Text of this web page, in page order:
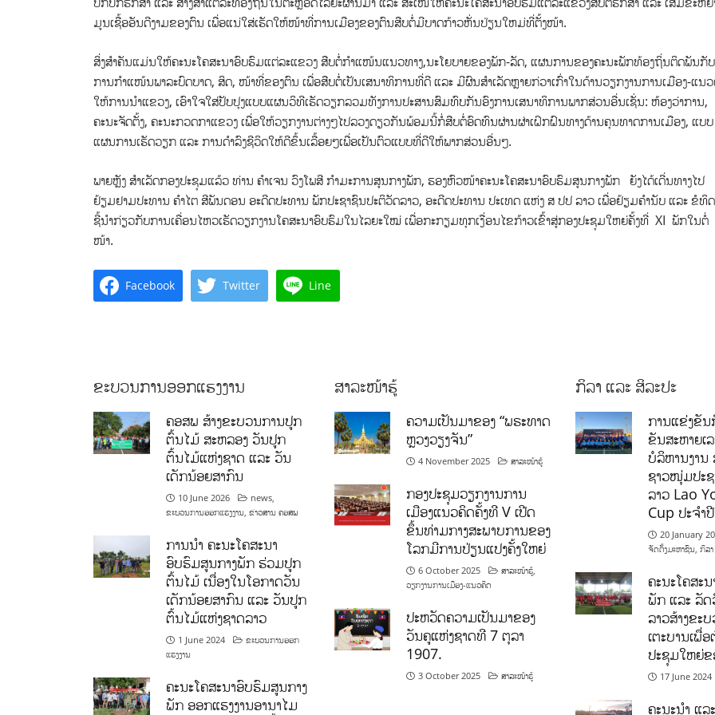
ມູນເຊື້ອອັນດີງາມຂອງຕົນ ເພື່ອແນ່ໃສ່ເຮັດໃຫ້ໜ້າທີ່ການເມືອງຂອງຕົນສືບຕໍ່ມີບາດກ້າວຫັ່ນປ່ຽນໃຫມ່ທີ່ຕັ້ງໜ້າ.
ສິ່ງສຳຄັນແມ່ນໃຫ້ຄະນະໂຄສະນາອົບຮົມແຕ່ລະແຂວງ ສືບຕໍ່ກຳແໜ້ນແນວທາງ,ນະໂຍບາຍຂອງພັກ-ລັດ, ແຜນການຂອງຄະນະພັກທ້ອງຖິ່ນຕິດພັນກັບ
ການກຳແໜ້ນພາລະບົດບາດ, ສິດ, ໜ້າທີ່ຂອງ​ຕົນ ເພື່ອສືບຕໍ່ເປັນເສນາທິການທີ່ດີ ​ແລະ ມີຜົນສຳເລັດຫຼາຍກ່ວາເກົ່າໃນດ້ານວຽກງານການເມືອງ-ແນ
ໃຫ້ການນຳ​ແຂວງ, ເອົາໃຈໃສ່ປັບປຸງແບບແຜນວິທີເຮັດວຽກລວມທັງການປະສານສົມທົບກັນອົງການເສນາທິການພາກສ່ວນອື່ນເຊັ່ນ: ຫ້ອງວ່າການ,
ຄະນະຈັດຕັ້ງ, ຄະນະກວດກາແຂວງ ເພື່ອໃຫ້ວຽກງານຕ່າງໆໄປລວງດຽວກັນພ້ອມນີ້ກໍ່ສືບຕໍ່ອົດທົນຜ່ານຜ່າ​ເຝິກຝົນທາງດ້ານຄຸນທາດການເມືອງ, ແບບ​
ແຜນການເຮັດວຽກ ​ແລະ ການດຳລົງຊີວິດໃຫ້ດີຂຶ້ນເລື້ອຍໆ​ເພື່ອ​ເປັນ​ຕົວ​ແບບ​ທີ່​ດີໃຫ້ພາກສ່ວນອື່ນໆ.
ພາຍຫຼັງ ສຳເລັດກອງປະຊຸມແລ້ວ ທ່ານ ຄຳເຈນ ວົງໂພສີ ກຳມະການສູນກາງພັກ, ຮອງຫົວໜ້າຄະນະໂຄສະນາອົບຮົມສູນກາງພັກ ຍັງໄດ້ເດີ່ນທາງໄປ
ຢ້ຽມຢາມປະທານ ຄຳໄຕ ສີພັນດອນ ອະດີດປະທານ ພັກປະຊາຊົນປະຕິວັດລາວ, ອະດີດປະທານ ປະເທດ ແຫ່ງ ສ ປປ ລາວ ເພື່ອຢ້ຽມຄຳນັບ ແລະ ຂໍທິດ
ຊີ້ນຳກ່ຽວກັບການເຄື່ອນໄຫວເຮັດວຽກງານໂຄສະນາອົບຮົມໃນໄລຍະໃໝ່ ເພື່ອກະກຽມທຸກເງື່ອນໄຂກ້າວເຂົ້າສູ່ກອງປະຊຸມໃຫຍ່ຄັ້ງທີ່ XI ພັກໃນຕໍ່
ໜ້າ.
Facebook Twitter Line
ຂະບວນການອອກແຮງງານ
ຄອສພ ສ້າງຂະບວນການປູກ
ຕົ້ນໄມ້ ສະຫລອງ ວັນປູກ
ຕົ້ນໄມ້ແຫ່ງຊາດ ແລະ ວັນ
ເດັກນ້ອຍສາກົນ
10 June 2026 news,
ຂະບວນການອອກແຮງງານ, ຂ່າວສານ ຄອສພ
ການນໍາ ຄະນະໂຄສະນາ
ອົບຮົມສູນກາງພັກ ຮ່ວມປູກ
ຕົ້ນໄມ້ ເນື່ອງໃນໂອກາດວັນ
ເດັກນ້ອຍສາກົນ ແລະ ວັນປູກ
ຕົ້ນໄມ້ແຫ່ງຊາດລາວ
1 June 2024
ຂະບວນການອອກ
ແຮງງານ
ຄະນະໂຄສະນາອົບຮົມສູນກາງ
ພັກ ອອກແຮງງານອານາໄມ
ສາລະໜ້າຮູ້
ຄວາມເປັນມາຂອງ “ພຣະທາດ
ຫຼວງວຽງຈັນ”
4 November 2025 ສາລະໜ້າຮູ້
ກອງປະຊຸມວຽກງານການ
ເມືອງແນວຄິດຄັ້ງທີ V ເປີດ
ຂຶ້ນທ່າມກາງສະພາບການຂອງ
ໂລກມີການປ່ຽນແປງຄັ້ງໃຫຍ່
6 October 2025 ສາລະໜ້າຮູ້,
ວຽກງານການເມືອງ-ແນວຄິດ
ປະຫວັດຄວາມເປັນມາຂອງ
ວັນຄູແຫ່ງຊາດທີ 7 ຕຸລາ
1907.
3 October 2025 ສາລະໜ້າຮູ້
ກິລາ ແລະ ສິລະປະ
ການແຂ່ງຂັນ
ຂັນສະຫາຍເ
ບໍລິຫານງານ
ຊາວໜຸ່ມປະ
ລາວ Lao
Cup ປະຈຳ
20 January
ຈັດຕັ້ງມະຫາຊົນ, ກິລາ
ຄະນະໂຄສະ
ພັກ ແລະ ລັ
ລາວສ້າງຂະ
ເຕະບານເພື່
ປະຊຸມໃຫຍ່
17 June 2024
ຄະນະນຳ ແລ